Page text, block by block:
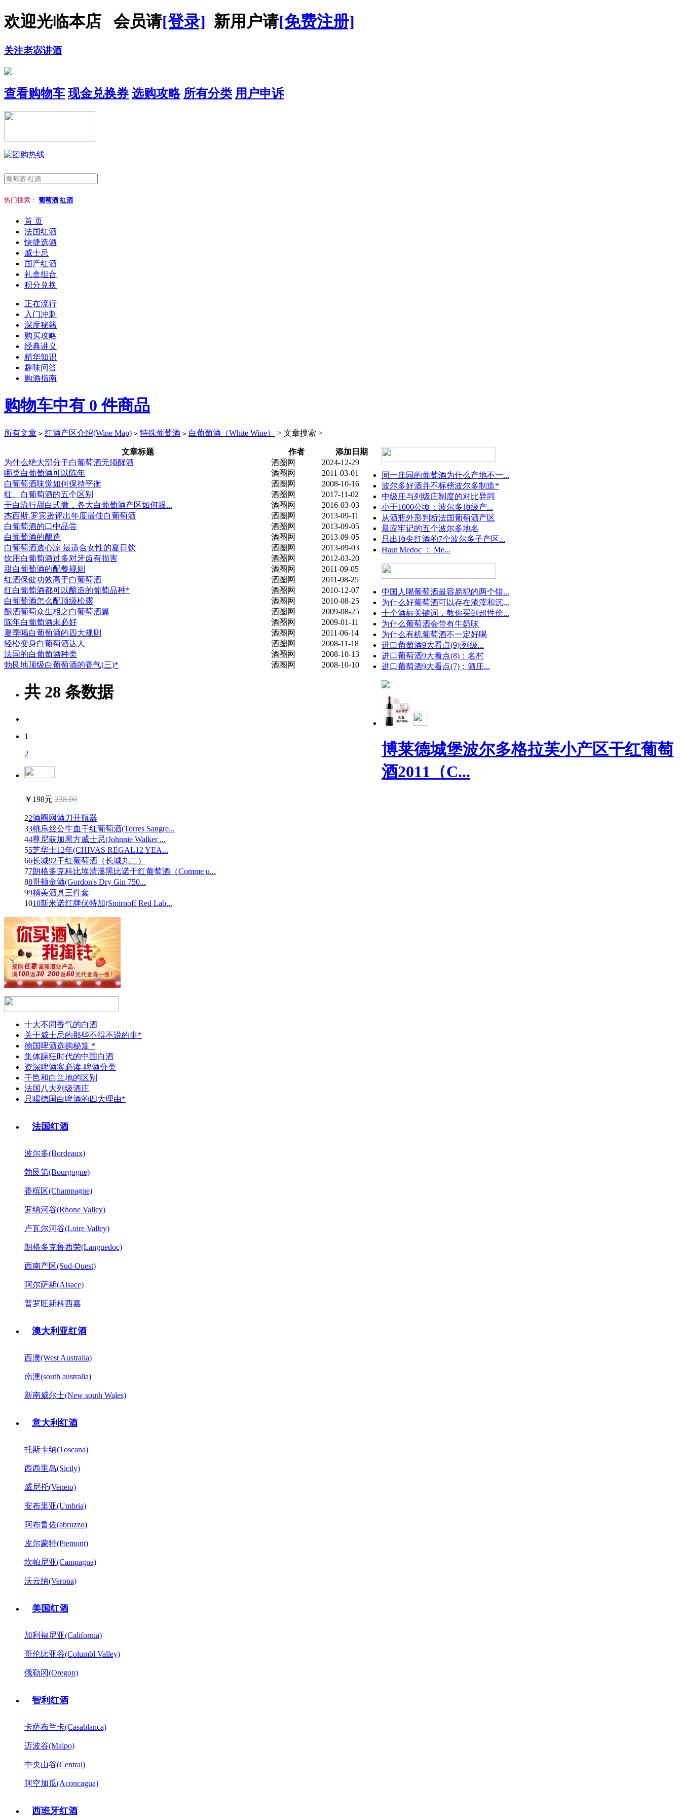
欢迎光临本店 会员请[登录] 新用户请[免费注册]
关注老宓讲酒
查看购物车 现金兑换券 选购攻略 所有分类 用户申诉
热门搜索： 葡萄酒 红酒
首 页
法国红酒
快捷选酒
威士忌
国产红酒
礼盒组合
积分兑换
正在流行
入门冲刺
深度秘籍
购买攻略
经典讲义
精华知识
趣味问答
购酒指南
购物车中有 0 件商品
所有文章 > 红酒产区介绍(Wine Map) > 特殊葡萄酒 > 白葡萄酒（White Wine） > 文章搜索 >
文章标题 作者
添加日期
为什么绝大部分干白葡萄酒无须醒酒
酒圈网
2024-12-29
哪类白葡萄酒可以陈年
酒圈网
2011-03-01
白葡萄酒味觉如何保持平衡
酒圈网
2008-10-16
红、白葡萄酒的五个区别
酒圈网
2017-11-02
干白流行甜白式微，各大白葡萄酒产区如何跟...
酒圈网
2016-03-03
杰西斯.罗宾逊评出年度最佳白葡萄酒
酒圈网
2013-09-11
白葡萄酒的口中品尝
酒圈网
2013-09-05
白葡萄酒的酿造
酒圈网
2013-09-05
白葡萄酒透心凉 最适合女性的夏日饮
酒圈网
2013-09-03
饮用白葡萄酒过多对牙齿有损害
酒圈网
2012-03-20
甜白葡萄酒的配餐规则
酒圈网
2011-09-05
红酒保健功效高于白葡萄酒
酒圈网
2011-08-25
红白葡萄酒都可以酿造的葡萄品种*
酒圈网
2010-12-07
白葡萄酒怎么配顶级松露
酒圈网
2010-08-25
酿酒葡萄众生相之白葡萄酒篇
酒圈网
2009-08-25
陈年白葡萄酒未必好
酒圈网
2009-01-11
夏季喝白葡萄酒的四大规则
酒圈网
2011-06-14
轻松变身白葡萄酒达人
酒圈网
2008-11-18
法国的白葡萄酒种类
酒圈网
2008-10-13
勃艮地顶级白葡萄酒的香气(三)*
酒圈网 2008-10-10
共 28 条数据
1
2
同一庄园的葡萄酒为什么产地不一...
波尔多好酒并不标榜波尔多制造*
中级庄与列级庄制度的对比异同
小于1000公顷：波尔多顶级产...
从酒瓶外形判断法国葡萄酒产区
最应牢记的五个波尔多地名
只出顶尖红酒的7个波尔多子产区...
Haut Medoc ： Me...
中国人喝葡萄酒最容易犯的两个错...
为什么好葡萄酒可以存在渣滓和沉...
十个酒标关键词，教你买到超性价...
为什么葡萄酒会带有牛奶味
为什么有机葡萄酒不一定好喝
进口葡萄酒9大看点(9):列级...
进口葡萄酒9大看点(8)：名村
进口葡萄酒9大看点(7)：酒庄...
博莱德城堡波尔多格拉芙小产区干红葡萄
酒2011（C...
￥198元 238.00
22酒圈网酒刀开瓶器
33桃乐丝公牛血干红葡萄酒(Torres Sangre...
44尊尼获加黑方威士忌(Johnnie Walker ...
55芝华士12年(CHIVAS REGAL12 YEA...
66长城92干红葡萄酒（长城九二）
77朗格多克科比埃清溪黑比诺干红葡萄酒（Comme u...
88哥顿金酒(Gordon's Dry Gin 750...
99精美酒具三件套
1010斯米诺红牌伏特加(Smirnoff Red Lab...
十大不同香气的白酒
关于威士忌的那些不得不说的事*
德国啤酒选购秘笈 *
集体躁狂时代的中国白酒
资深啤酒客必读-啤酒分类
干邑和白兰地的区别
法国八大列级酒庄
只喝德国白啤酒的四大理由*
法国红酒
波尔多(Bordeaux)
勃艮第(Bourgogne)
香槟区(Champagne)
罗纳河谷(Rhone Valley)
卢瓦尔河谷(Loire Valley)
朗格多克鲁西荣(Languedoc)
西南产区(Sud-Ouest)
阿尔萨斯(Alsace)
普罗旺斯科西嘉
澳大利亚红酒
西澳(West Australia)
南澳(south australia)
新南威尔士(New south Wales)
意大利红酒
托斯卡纳(Toscana)
西西里岛(Sicily)
威尼托(Veneto)
安布里亚(Umbria)
阿布鲁佐(abruzzo)
皮尔蒙特(Piemont)
坎帕尼亚(Campagna)
沃云纳(Verona)
美国红酒
加利福尼亚(California)
哥伦比亚谷(Columbl Valley)
俄勒冈(Oregon)
智利红酒
卡萨布兰卡(Casablanca)
迈波谷(Maipo)
中央山谷(Central)
阿空加瓜(Aconcagua)
西班牙红酒